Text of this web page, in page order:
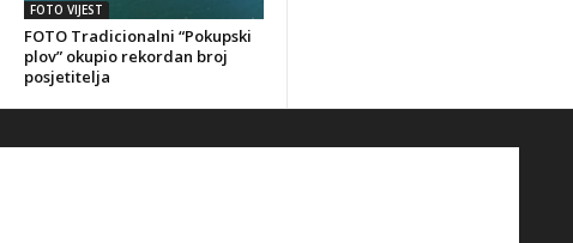
FOTO VIJEST
FOTO Tradicionalni “Pokupski
plov” okupio rekordan broj
posjetitelja